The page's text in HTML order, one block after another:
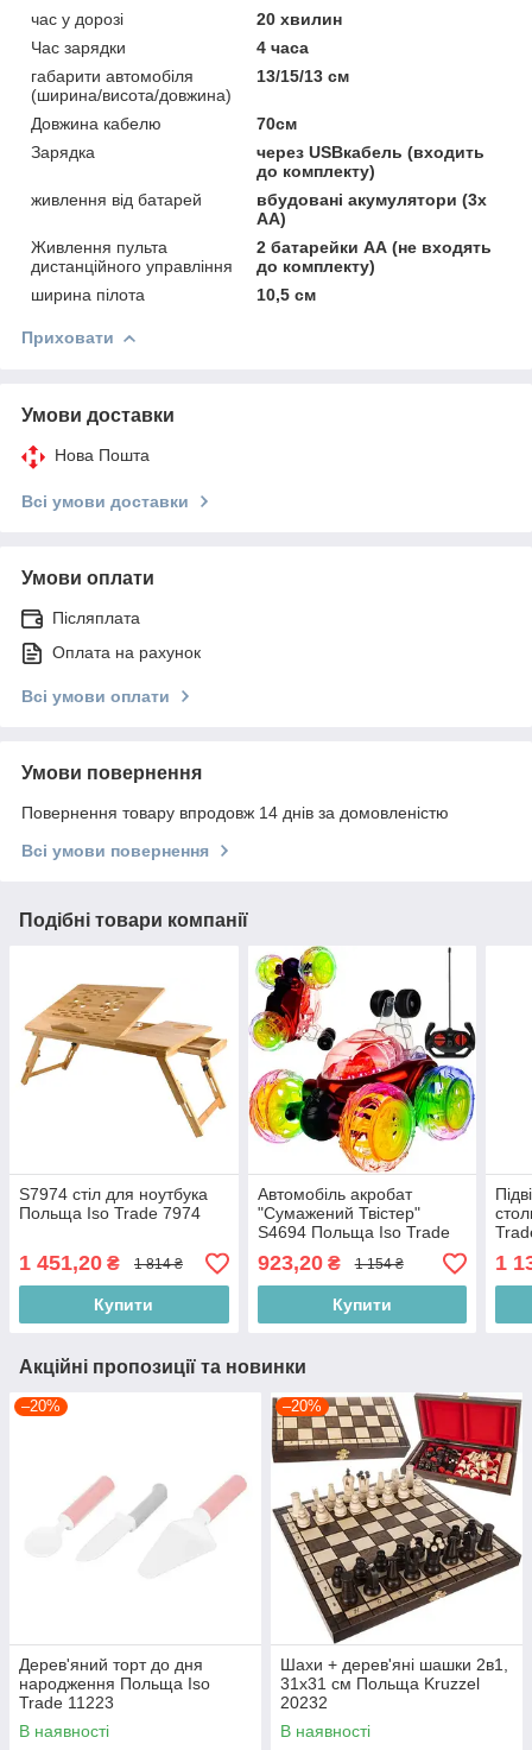
час у дорозі
20 хвилин
Час зарядки
4 часа
габарити автомобіля
(ширина/висота/довжина)
13/15/13 см
Довжина кабелю
70см
Зарядка
через USBкабель (входить
до комплекту)
живлення від батарей
вбудовані акумулятори (3x
AA)
Живлення пульта
дистанційного управління
2 батарейки АА (не входять
до комплекту)
ширина пілота
10,5 см
Приховати
Умови доставки
Нова Пошта
Всі умови доставки
Умови оплати
Післяплата
Оплата на рахунок
Всі умови оплати
Умови повернення
Повернення товару впродовж 14 днів за домовленістю
Всі умови повернення
Подібні товари компанії
S7974 стіл для ноутбука
Польща Iso Trade 7974
1 451,20 ₴ 1 814 ₴
Купити
Автомобіль акробат
"Сумажений Твістер"
S4694 Польща Iso Trade
4694
923,20₴ 1 154 ₴
Купити
1
Акційні пропозиції та новинки
–20%
Дерев'яний торт до дня
народження Польща Iso
Trade 11223
В наявності
–20%
Шахи + дерев'яні шашки 2в1,
31х31 см Польща Kruzzel
20232
В наявності